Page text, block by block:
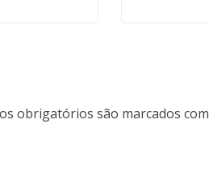
obrigatórios são marcados com